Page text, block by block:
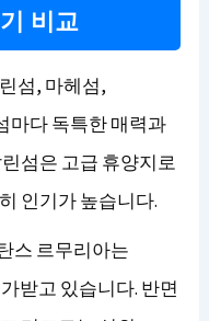
비교
섬, 마헤섬,
마다 독특한 매력과
섬은 고급 휴양지로
인기가 높습니다.
스 르무리아는
받고 있습니다. 반면